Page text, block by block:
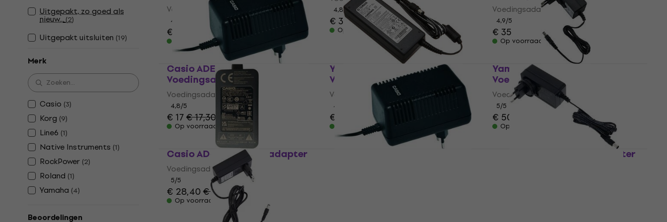
Uitgepakt, zo goed als
nieuw...(2)
Uitgepakt uitsluiten (19)
Merk
Casio (3)
Korg (9)
Line6 (1)
Native Instruments (1)
RockPower (2)
Roland (1)
Yamaha (4)
Beoordelingen
Voedingsadapter
4,8
€ 33
Op voorraad
4,8/5
€ 38
Op voorraad
Voedingsadapter
4,9/5
€ 35
Op voorraad
Casio ADE95100MP
Voedingsadapter
Voedingsadapter
4,8/5
€ 17€ 17,30
Op voorraad
Yamaha PA-300C YK938A00
Voedingsadapter
Voedingsadapter
4,9
€ 49
Op voorraad
Yamaha PA150B
Voedingsadapter
Voedingsadapter
5/5
€ 50
Op voorraad
Casio AD-12 Voedingsadapter
Voedingsadapter
5/5
€ 28,40€ 29,60
Op voorraad
Korg KA-430 Voedingsadapter